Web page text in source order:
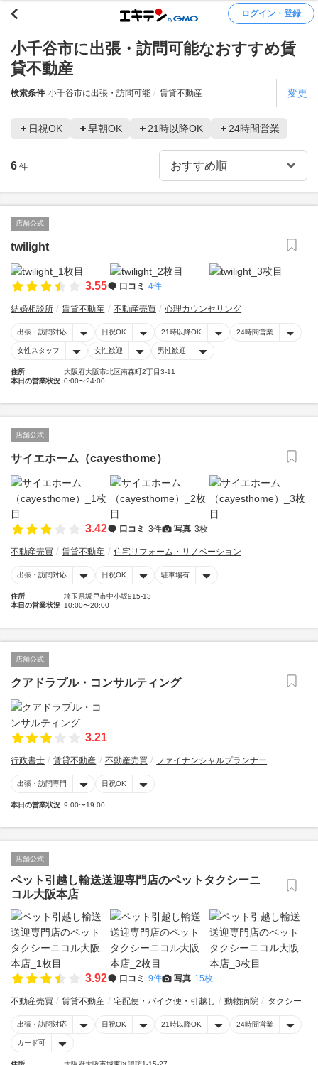
ログイン・登録
小千谷市に出張・訪問可能なおすすめ賃
貸不動産
検索条件 小千谷市に出張・訪問可能 賃貸不動産 変更
日祝OK 早朝OK 21時以降OK 24時間営業
6 件
店舗公式
twilight
3.55 口コミ 4件
結婚相談所 賃貸不動産 不動産売買 心理カウンセリング
出張・訪問対応 日祝OK 21時以降OK 24時間営業
女性スタッフ 女性歓迎 男性歓迎
住所
大阪府大阪市北区南森町2丁目3-11
本日の営業状況 0:00〜24:00
店舗公式
サイエホーム（cayesthome）
3.42 口コミ 3件 写真 3枚
不動産売買 賃貸不動産 住宅リフォーム・リノベーション
出張・訪問対応 日祝OK 駐車場有
住所
埼玉県坂戸市中小坂915-13
本日の営業状況 10:00〜20:00
店舗公式
クアドラプル・コンサルティング
3.21
行政書士 賃貸不動産 不動産売買 ファイナンシャルプランナー
出張・訪問専門 日祝OK
本日の営業状況 9:00〜19:00
店舗公式
ペット引越し輸送送迎専門店のペットタクシーニ
コル大阪本店
3.92 口コミ 9件 写真 15枚
不動産売買 賃貸不動産 宅配便・バイク便・引越し 動物病院 タクシー
出張・訪問対応 日祝OK 21時以降OK 24時間営業
カード可